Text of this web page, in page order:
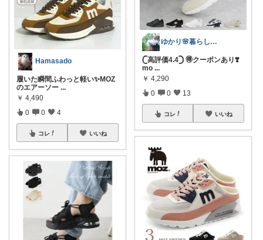
Hamasado
履いた瞬間ふわっと軽い✨MOZ
のエアーソー ...
￥ 4,490
0 0 4
コレ いいね
ゆかり🌸暮らしと育児𓍯更新ゆっくり
‎𓊆高評価4.4𓊇 🉐クーポンあり❣️
mo ...
￥ 4,290
0 0 13
コレ いいね